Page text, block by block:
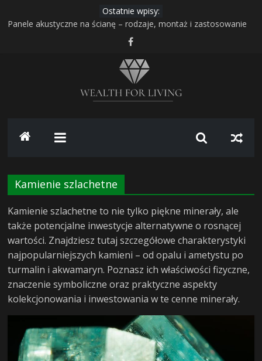
to
Ostatnie wpisy:
The Million Dollar Homepage – historia projektu, który zarobił
milion dolarów – twórca Alex Tew
Panele akustyczne na ścianę – rodzaje, montaż i zastosowanie
zorganizować pracę gospodarstwa?
Gudhjem na Bornholmie – najbardziej malownicze miasteczko
Wealth
Living
–
portal
o
finansach
Kamienie szlachetne
Kamienie szlachetne to nie tylko piękne minerały, ale
także potencjalne inwestycje alternatywne o rosnącej
wartości. Znajdziesz tutaj szczegółowe charakterystyki
najpopularniejszych kamieni – od opalu i ametystu po
turmalin i akwamaryn. Poznasz ich właściwości fizyczne,
znaczenie symboliczne oraz praktyczne aspekty
kolekcjonowania i inwestowania w te cenne minerały.